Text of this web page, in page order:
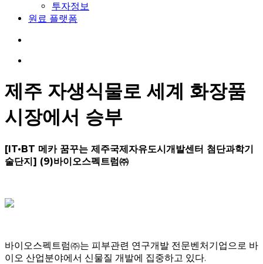
투자정보
원료 플랫폼
제주 자생식물로 세계 화장품
시장에서 승부
[IT•BT 메카 꿈꾸는 제주국제자유도시개발센터 첨단과학기
술단지] (9)바이오스펙트럼㈜
바이오스펙트럼㈜는 피부관련 연구개발 전문벤처기업으로 바
이오 산업분야에서 신물질 개발에 집중하고 있다.